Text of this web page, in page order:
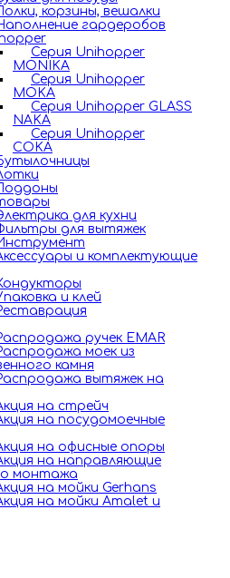
корзины, вешалки
гардеробов
Серия Unihopper
MONIKA
Серия Unihopper
MOKA
Серия Unihopper GLASS
NAKA
Серия Unihopper
COKA
для кухни
для вытяжек
и комплектующие
и клей
ручек EMAR
моек из
камня
вытяжек на
на стрейч
на посудомоечные
на офисные опоры
на направляющие
монтажа
на мойки Gerhans
на мойки Amalet и